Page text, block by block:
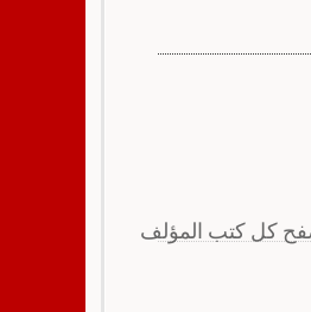
كل كتب المؤلف